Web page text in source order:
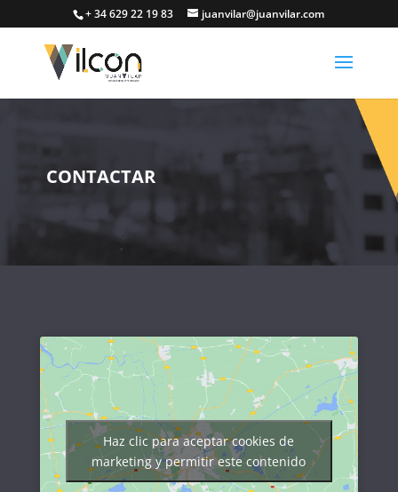
+ 34 629 22 19 83 juanvilar@juanvilar.com
CONTACTAR
Haz clic para aceptar cookies de
marketing y permitir este contenido